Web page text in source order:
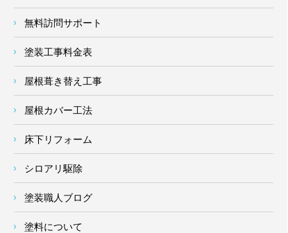
無料訪問サポート
塗装工事料金表
屋根葺き替え工事
屋根カバー工法
床下リフォーム
シロアリ駆除
塗装職人ブログ
塗料について